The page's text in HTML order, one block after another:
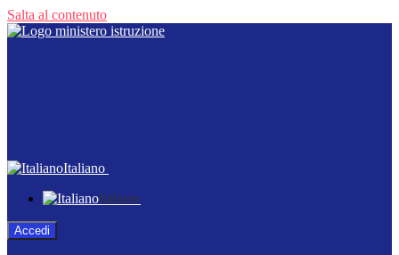
Salta al contenuto
Italiano
Italiano
Accedi